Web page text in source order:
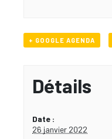
+ GOOGLE AGENDA
Détails
Date :
26 janvier 2022